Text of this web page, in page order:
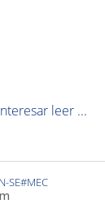
leer ...
SE#MEC